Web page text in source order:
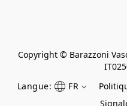
Copyright © Barazzoni
Langue:
FR